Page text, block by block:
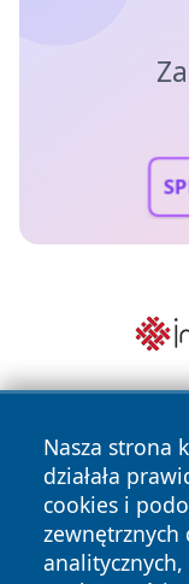
Nasza strona
działała
cookies i
zewnętrznych
Copyright © 2026